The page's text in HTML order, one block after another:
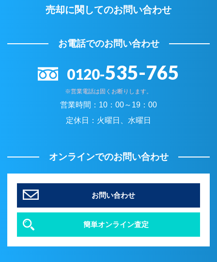
売却に関してのお問い合わせ
お電話でのお問い合わせ
0120-535-765
※営業電話は固くお断りします。
営業時間： 10：00～19：00
定休日： 火曜日、水曜日
オンラインでのお問い合わせ
お問い合わせ
簡単オンライン査定